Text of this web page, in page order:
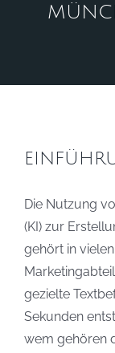
Die Nutzung
(KI) zur
gehört in
gezielte
Sekunden
wem gehören